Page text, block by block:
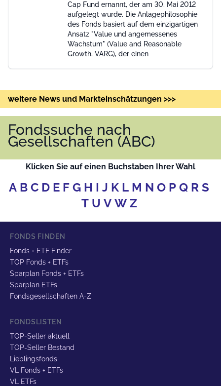
Cap Fund ernannt, der am 30. Mai 2012
aufgelegt wurde. Die Anlagephilosophie
des Fonds basiert auf dem einzigartigen
Ansatz "Value und angemessenes
Wachstum" (Value and Reasonable
Growth, VARG), der einen
weitere News und Markteinschätzungen >>>
Fondssuche nach
Gesellschaften (ABC)
Klicken Sie auf einen Buchstaben Ihrer Wahl
A B C D E F G H I J K L M N O P Q R S
T U V W Z
FONDS FINDEN
Fonds + ETF Finder
TOP Fonds + ETFs
Sparplan Fonds + ETFs
Sparplan ETFs
Fondsgesellschaften A-Z
FONDSLISTEN
TOP-Seller aktuell
TOP-Seller Bestand
Lieblingsfonds
VL Fonds + ETFs
VL ETFs